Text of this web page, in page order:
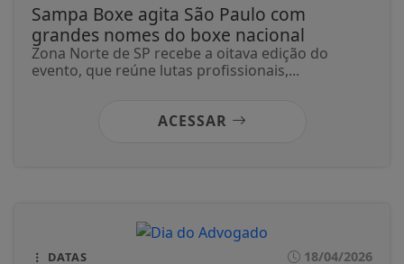
Sampa Boxe agita São Paulo com
grandes nomes do boxe nacional
Zona Norte de SP recebe a oitava edição do
evento, que reúne lutas profissionais,...
ACESSAR
DATAS 18/04/2026